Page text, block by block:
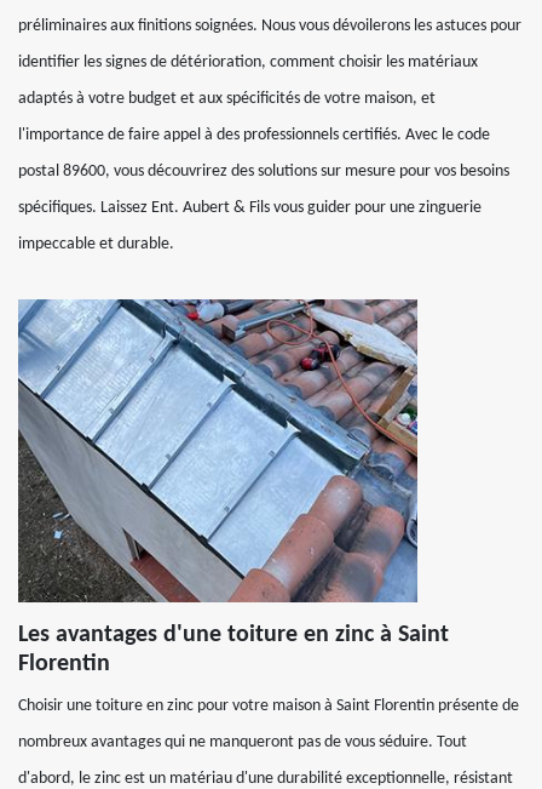
préliminaires aux finitions soignées. Nous vous dévoilerons les astuces pour
identifier les signes de détérioration, comment choisir les matériaux
adaptés à votre budget et aux spécificités de votre maison, et
l'importance de faire appel à des professionnels certifiés. Avec le code
postal 89600, vous découvrirez des solutions sur mesure pour vos besoins
spécifiques. Laissez Ent. Aubert & Fils vous guider pour une zinguerie
impeccable et durable.
Les avantages d'une toiture en zinc à Saint
Florentin
Choisir une toiture en zinc pour votre maison à Saint Florentin présente de
nombreux avantages qui ne manqueront pas de vous séduire. Tout
d'abord, le zinc est un matériau d'une durabilité exceptionnelle, résistant